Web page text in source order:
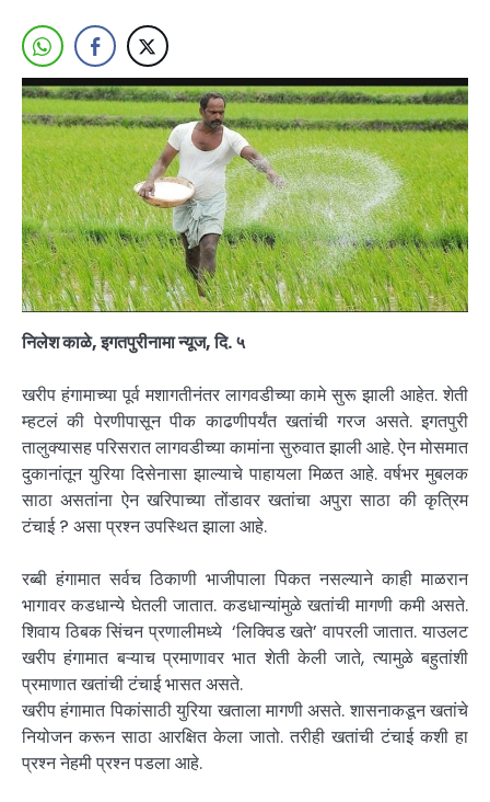
निलेश काळे, इगतपुरीनामा न्यूज, दि. ५
खरीप हंगामाच्या पूर्व मशागतीनंतर लागवडीच्या कामे सुरू झाली आहेत. शेती
म्हटलं की पेरणीपासून पीक काढणीपर्यंत खतांची गरज असते. इगतपुरी
तालुक्यासह परिसरात लागवडीच्या कामांना सुरुवात झाली आहे. ऐन मोसमात
दुकानांतून युरिया दिसेनासा झाल्याचे पाहायला मिळत आहे. वर्षभर मुबलक
साठा असतांना ऐन खरिपाच्या तोंडावर खतांचा अपुरा साठा की कृत्रिम
टंचाई ? असा प्रश्न उपस्थित झाला आहे.
रब्बी हंगामात सर्वच ठिकाणी भाजीपाला पिकत नसल्याने काही माळरान
भागावर कडधान्ये घेतली जातात. कडधान्यांमुळे खतांची मागणी कमी असते.
शिवाय ठिबक सिंचन प्रणालीमध्ये ‘लिक्विड खते’ वापरली जातात. याउलट
खरीप हंगामात बऱ्याच प्रमाणावर भात शेती केली जाते, त्यामुळे बहुतांशी
प्रमाणात खतांची टंचाई भासत असते.
खरीप हंगामात पिकांसाठी युरिया खताला मागणी असते. शासनाकडून खतांचे
नियोजन करून साठा आरक्षित केला जातो. तरीही खतांची टंचाई कशी हा
प्रश्न नेहमी प्रश्न पडला आहे.